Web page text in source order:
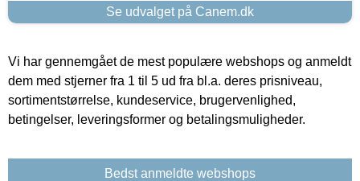
Se udvalget på Canem.dk
Vi har gennemgået de mest populære webshops og anmeldt
dem med stjerner fra 1 til 5 ud fra bl.a. deres prisniveau,
sortimentstørrelse, kundeservice, brugervenlighed,
betingelser, leveringsformer og betalingsmuligheder.
Bedst anmeldte webshops